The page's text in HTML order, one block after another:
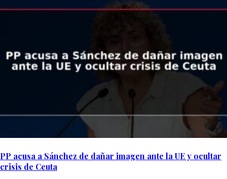
PP acusa a Sánchez de dañar imagen ante la UE y ocultar
crisis de Ceuta